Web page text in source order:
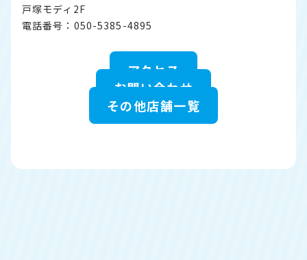
戸塚モディ2F
電話番号：050-5385-4895
アクセス
お問い合わせ
その他店舗一覧